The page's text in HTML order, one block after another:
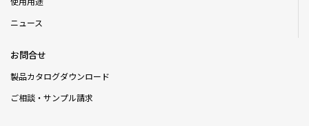
使用用途
ニュース
お問合せ
製品カタログダウンロード
ご相談・サンプル請求